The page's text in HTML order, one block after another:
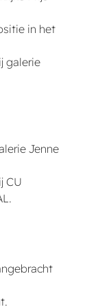
in het
galerie
Jenne
CU